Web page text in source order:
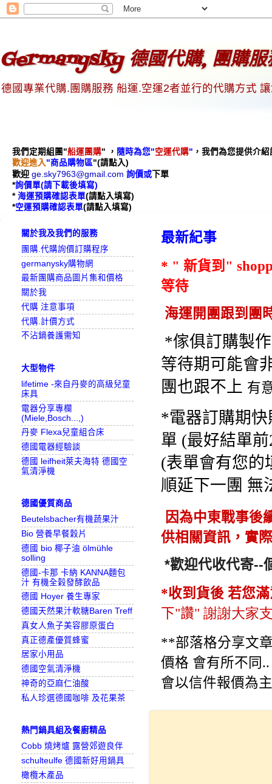
Germanysky 德國代購, 團購
德國專業代購.團購服務 船運.空運2者並行的代購方式
我們定期組團"船運團購" ， 隨時為您"空運代購" ， 我們為您提供介
歡迎進入"商品購物區"(請點入)
歡迎 ge.sky7963@gmail.com 詢價或下單
*詢價單(請下載後填寫)
* 海運預購確認表單(請點入填寫)
*空運預購確認表單(請點入填寫)
最新紀事
* " 新貨到"
等待
海運開團跟到團
*傢俱訂購製
等待期可能會
團也跟不上 有
*電器訂購期快
單 (最好結單
(表單會有您的
順延下一團 無
因為中東戰事後
供相關資訊，實
*歡迎代收代寄--
*收到貨後 若您
下"讚" 謝謝大家
**部落格分享文
價格 會有所不同..
會以信件報價為
關於我及我們的服務
團購.代購詢價訂購程序
germanysky購物網
最新團購商品圖片集和價格
關於我
代購 注意事項
代購.計價方式
不沾鍋養護需知
大型物件
lifetime -來自丹麥的高級兒童
床具
電器分享專欄
(Miele,Bosch...,)
丹麥 Flexa兒童組合床
德國電器經驗談
德國 leifheit萊夫海特 德國空
氣清淨機
德國優質商品
Beutelsbacher有機蔬果汁
Bio 營養早餐穀片
德國 bio 椰子油 ölmühle
solling
德國-卡那 卡納 KANNA麵包
汁 有機全榖發酵飲品
德國 Hoyer 養生專家
德國天然果汁軟糖Baren Treff
真女人魚子美容膠原蛋白
真正德產優質蜂蜜
居家小用品
德國空氣清淨機
神奇的亞麻仁油酸
私人珍選德國咖啡 及花果茶
熱門鍋具組及餐廚精品
Cobb 燒烤爐 露營郊遊良伴
schulteulfe 德國新好用鍋具
橄欖木產品